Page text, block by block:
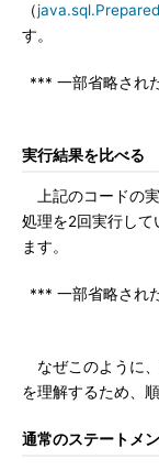
（
す。
*** 一部省略され
実行結果を比べる
上記のコードの
処理を2回実行して
ます。
*** 一部省略され
なぜこのように
を理解するため、
通常のステートメ